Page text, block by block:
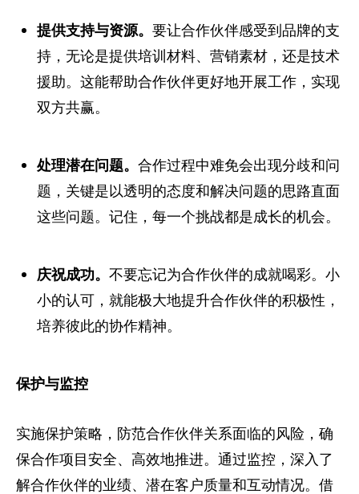
提供支持与资源。 要让合作伙伴感受到品牌的支
持，无论是提供培训材料、营销素材，还是技术
援助。这能帮助合作伙伴更好地开展工作，实现
双方共赢。
处理潜在问题。 合作过程中难免会出现分歧和问
题，关键是以透明的态度和解决问题的思路直面
这些问题。记住，每一个挑战都是成长的机会。
庆祝成功。 不要忘记为合作伙伴的成就喝彩。小
小的认可，就能极大地提升合作伙伴的积极性，
培养彼此的协作精神。
保护与监控
实施保护策略，防范合作伙伴关系面临的风险，确
保合作项目安全、高效地推进。通过监控，深入了
解合作伙伴的业绩、潜在客户质量和互动情况。借